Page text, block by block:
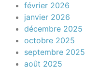
février 2026
janvier 2026
décembre 2025
octobre 2025
septembre 2025
août 2025